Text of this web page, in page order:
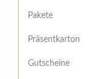
/
Widerrufsformular
Meine
Pakete
Präsentkarton
Gutscheine